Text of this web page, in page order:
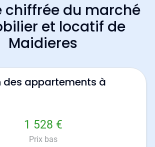
chiffrée du marché
et locatif de
Maidieres
des appartements à
1 528 €
Prix bas